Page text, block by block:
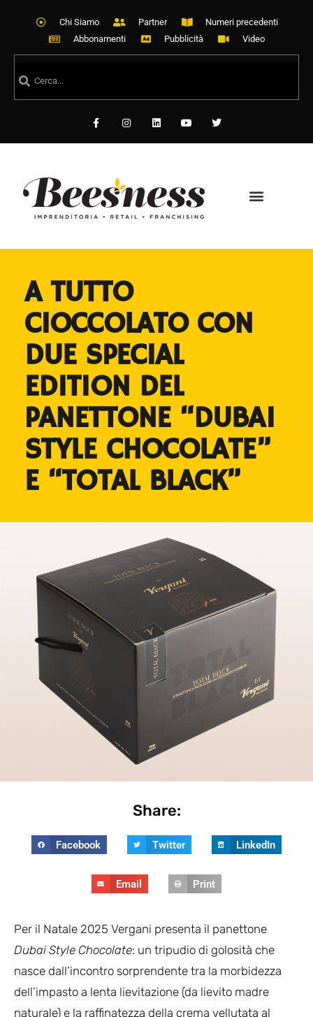
Chi Siamo Partner
Numeri precedenti
Abbonamenti
Pubblicità Video
A TUTTO
CIOCCOLATO CON
DUE SPECIAL
EDITION DEL
PANETTONE “DUBAI
STYLE CHOCOLATE”
E “TOTAL BLACK”
Share:
Facebook Twitter LinkedIn
Email Print
Per il Natale 2025 Vergani presenta il panettone
Dubai Style Chocolate: un tripudio di golosità che
nasce dall’incontro sorprendente tra la morbidezza
dell’impasto a lenta lievitazione (da lievito madre
naturale) e la raffinatezza della crema vellutata al